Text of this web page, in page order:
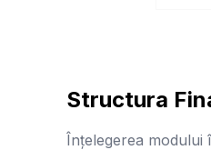
Structura
Înțelegerea modului